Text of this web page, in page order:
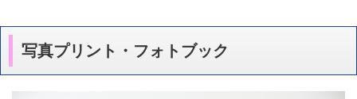
写真プリント・フォトブック